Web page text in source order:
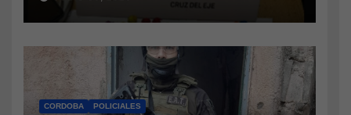
marihuana a la cárcel
CORDOBA POLICIALES